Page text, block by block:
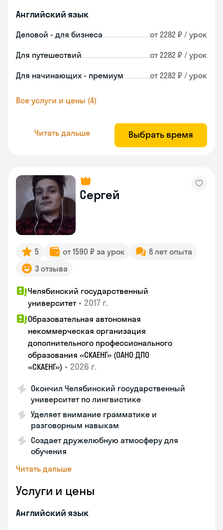
Английский язык
Деловой - для бизнеса от 2282 ₽ / урок
Для путешествий от 2282 ₽ / урок
Для начинающих - премиум от 2282 ₽ / урок
Все услуги и цены (4)
Читать дальше Выбрать время
Сергей
5 от 1590 ₽ за урок
8 лет опыта
3 отзыва
Челябинский государственный
университет • 2017 г.
Образовательная автономная
некоммерческая организация
дополнительного профессионального
образования «СКАЕНГ» (ОАНО ДПО
«СКАЕНГ») • 2026 г.
Окончил Челябинский государственный
университет по лингвистике
Уделяет внимание грамматике и
разговорным навыкам
Создает дружелюбную атмосферу для
обучения
Читать дальше
Услуги и цены
Английский язык